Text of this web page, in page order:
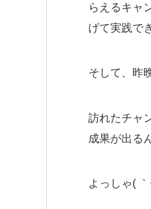
らえるキャ
げて実践で
そして、昨
訪れたチャ
成果が出る
よっしゃ(